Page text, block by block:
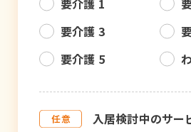
要介護 1
要介護 3
要介護 5
入居検討中のサー